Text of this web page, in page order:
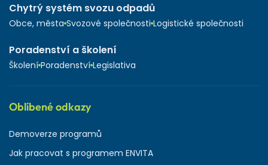
Chytrý systém svozu odpadů
Obce, města Svozové společnosti Logistické společnosti
Poradenství a školení
Školení Poradenství Legislativa
Oblíbené odkazy
Demoverze programů
Jak pracovat s programem ENVITA